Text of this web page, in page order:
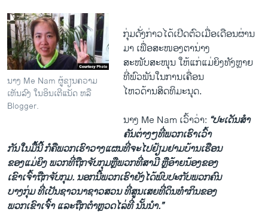
ນາງ Me Nam ຜູ້ຂຽນຄວາມ
ເຫັນລົງ ໃນອິນເຕີແນັດ ຫລື
Blogger.
ກຸ່ມ​ດັ່ງກ່າວ​ໄດ້​ເປີດ​ຕົວ​ເມື່ອ​ເດືອນ​ຜ່ານ​
ມາ ​ເພື່ອ​ສະໜອງ​ຕາ​ນ່າງ​
ສະໜັບສະໜຸນ ​ໃຫ້ແກ່ແມ່ຍິງ​ທັງຫຼາຍ
ທີ່​ພົວພັນ​ໃນ​ການ​ເຄື່ອນ​
ໄຫວ​ດ້ານ​ສິດທິ​ມະນຸດ​.
ນາງ Me Nam ​ເວົ້າ​ວ່າ: “ປະ​ເດັນ​ສໍາ
ຄັນຕ່າງໆ​ທີ່ພວກ​ເຮົາ​ເວົ້າ
​ກັນ​ໃນມື້​ນີ້ ກໍ​ຄື​ພວກ​ເຮົາ​ວາງ​ແຜນ​ທີ່​ຈະ​ໄປ​ຢ້ຽມຢາມ​ບ້ານ​ເຮືອນ​
ຂອງແມ່ຍິງ ພວກ​ທີ່​ຖືກ​ຈັບ​ກຸມຫຼື​ພວກ​ທີ່​ສາ​ມີ ຫຼື​ອ້າຍ​ນ້ອງຂອງ​
ເຂົາ​ເຈົ້າຖືກ​ຈັບ​ກຸມ. ນອກ​ນີ້​ພວກເຮົາ​ຍັງ​ໄດ້​ພົບປະ​ກັບ​ພວກ​ຄົນ​
ບາງ​ກຸ່ມ ທີ່​ເປັນ​ຊາວນາຊາວ​ສວນ ທີ່​ສູນເສຍ​ທີ່​ດິນ​ທໍາ​ກິນ​ຂອງ​
ພວກ​ເຂົາ​ເຈົ້າ ​ແລະຖືກຕໍາຫຼວດ​ໄລ່​ທີ່ ​ນັ້ນນໍາ.”